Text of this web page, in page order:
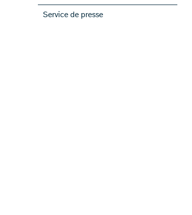
S’abonner aux newsletter des PRN
ScienceGeist
Service de presse